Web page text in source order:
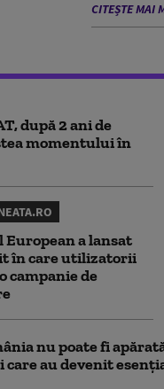
CITEȘTE MAI
după 2 ani de
momentului în
a lansat
în care utilizatorii
campanie de
nu poate fi
au devenit